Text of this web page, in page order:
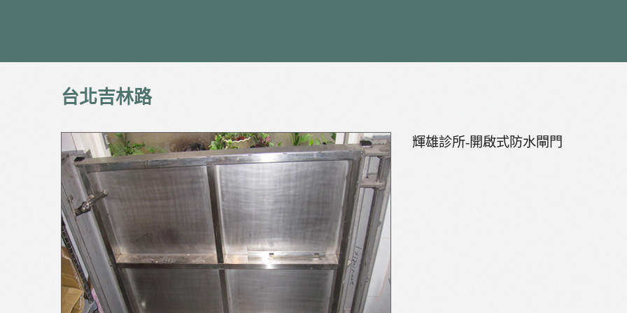
台北吉林路
輝雄診所-開啟式防水閘門